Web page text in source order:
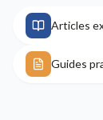
Articles
Guides